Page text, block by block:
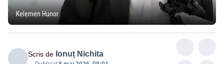
Kelemen Hunor
Scris de Ionuț Nichita